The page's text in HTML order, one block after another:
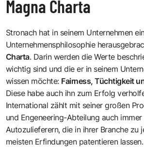
Magna Charta
Stronach hat in seinem Unternehmen
Unternehmensphilosophie
Charta. Darin werden die Werte
wichtig sind und die er in seinem
wissen möchte: Fairness, Tüchtigkeit
Diese habe auch ihn zum Erfolg
International zählt mit seiner großen
und Engeneering-Abteilung auch
Autozulieferern, die in ihrer Branche zu
meisten Erfindungen patentieren lassen.